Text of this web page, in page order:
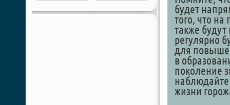
будет
того, что на
также
регулярно
для
в
поколение
жизни